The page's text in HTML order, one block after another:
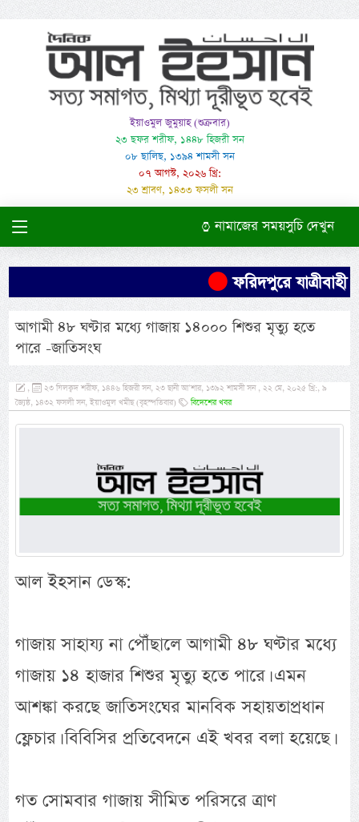
ইয়াওমুল জুমুয়াহ (শুক্রবার)
২৩ ছফর শরীফ, ১৪৪৮ হিজরী সন
০৮ ছালিছ, ১৩৯৪ শামসী সন
০৭ আগস্ট, ২০২৬ খ্রি:
২৩ শ্রাবণ, ১৪৩৩ ফসলী সন
নামাজের সময়সুচি দেখুন
ফরিদপুরে যাত্রীবাহী
আগামী ৪৮ ঘণ্টার মধ্যে গাজায় ১৪০০০ শিশুর মৃত্যু হতে
পারে -জাতিসংঘ
,
২৩ যিলক্বদ শরীফ, ১৪৪৬ হিজরী সন, ২৩ ছানী আ’শার, ১৩৯২ শামসী সন , ২২ মে, ২০২৫ খ্রি:, ৯
জ্যৈষ্ঠ, ১৪৩২ ফসলী সন, ইয়াওমুল খমীছ (বৃহস্পতিবার)
বিদেশের খবর
আল ইহসান ডেস্ক:
গাজায় সাহায্য না পৌঁছালে আগামী ৪৮ ঘণ্টার মধ্যে
গাজায় ১৪ হাজার শিশুর মৃত্যু হতে পারে। এমন
আশঙ্কা করছে জাতিসংঘের মানবিক সহায়তাপ্রধান
ফ্লেচার। বিবিসির প্রতিবেদনে এই খবর বলা হয়েছে।
গত সোমবার গাজায় সীমিত পরিসরে ত্রাণ